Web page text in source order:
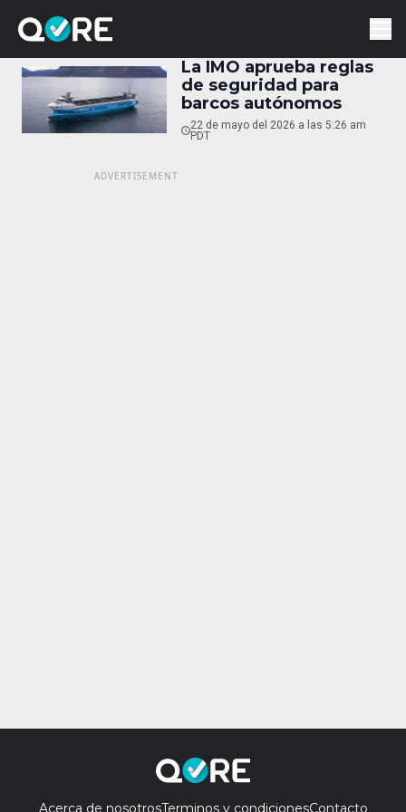
La IMO aprueba reglas
de seguridad para
barcos autónomos
22 de mayo del 2026 a las 5:26 am
PDT
Acerca de nosotrosTerminos y condicionesContacto